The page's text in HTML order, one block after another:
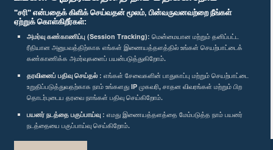
"சரி" என்பதைக் கிளிக் செய்வதன் மூலம், பின்வருவனவற்றை நீங்கள்
ஏற்றுக் கொள்கிறீர்கள்:
அமர்வு கண்காணிப்பு (Session Tracking): மென்மையான மற்றும் தனிப்பட்ட
ரீதியான அனுபவத்திற்காக எங்கள் இணையத்தளத்தில் உங்கள் செயற்பாட்டைக்
கண்காணிக்க அமர்வுகளைப் பயன்படுத்துகிறோம்.
தரவினைப் பதிவு செய்தல் : எங்கள் சேவைகளின் பாதுகாப்பு மற்றும் செயற்பாட்டை
உறுதிப்படுத்துவதற்காக நாம் உங்களது IP முகவரி, சாதன விவரங்கள் மற்றும் பிற
தொடர்புடைய தரவை நாங்கள் பதிவு செய்கிறோம்.
பயனர் நடத்தை பகுப்பாய்வு : எமது இணையத்தளத்தை மேம்படுத்த நாம் பயனர்
நடத்தையை பகுப்பாய்வு செய்கிறோம்.
கௌரவ கோவிந்தன் கருணாகரம், பா.உ.
உறுப்பினர்
எம்மை பின்தொடர்க :
விருதுகள்
தனியுரிமைக் கொள்கை